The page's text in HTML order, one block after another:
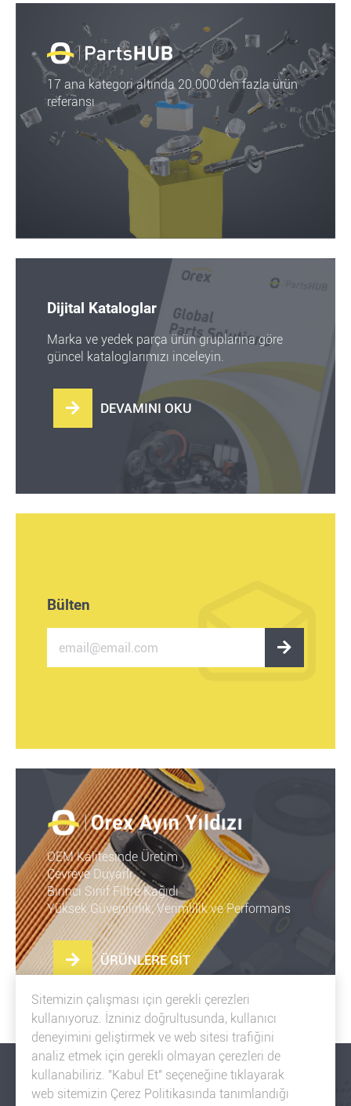
17 ana kategori altında 20.000'den fazla ürün
referansı
Dijital Kataloglar
Marka ve yedek parça ürün gruplarına göre
güncel kataloglarımızı inceleyin.
DEVAMINI OKU
kataloglarımız
Bülten
OEM Kalitesinde Üretim
Çevreye Duyarlı
Birinci Sınıf Filtre Kağıdı
Yüksek Güvenilirlik, Verimlilik ve Performans
ÜRÜNLERE GİT
Sitemizin çalışması için gerekli çerezleri
kullanıyoruz. İzniniz doğrultusunda, kullanıcı
deneyimini geliştirmek ve web sitesi trafiğini
analiz etmek için gerekli olmayan çerezleri de
kullanabiliriz. "Kabul Et" seçeneğine tıklayarak
web sitemizin Çerez Politikasında tanımlandığı